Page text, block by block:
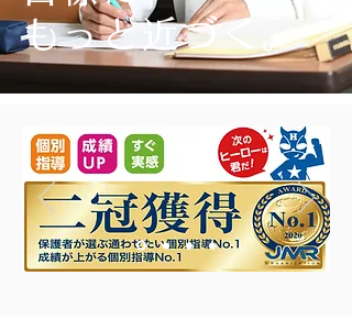
もっと近づく。